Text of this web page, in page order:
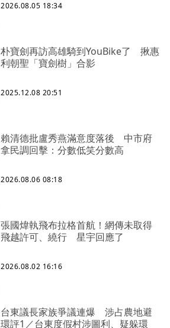
2026.08.05 18:34
朴寶劍再訪高雄騎到YouBike了 揪惠
利朝聖「寶劍樹」合影
2025.12.08 20:51
賴清德批盧秀燕滿意度落後 中市府
拿民調回擊：分數低笑分數高
2026.08.06 08:18
張國煒執飛布拉格首航！網傳未取得
飛越許可、繞行 星宇回應了
2026.08.02 16:16
台東議長家族爭議連爆 涉占農地避
環評1／台東度假村涉圖利、疑躲環